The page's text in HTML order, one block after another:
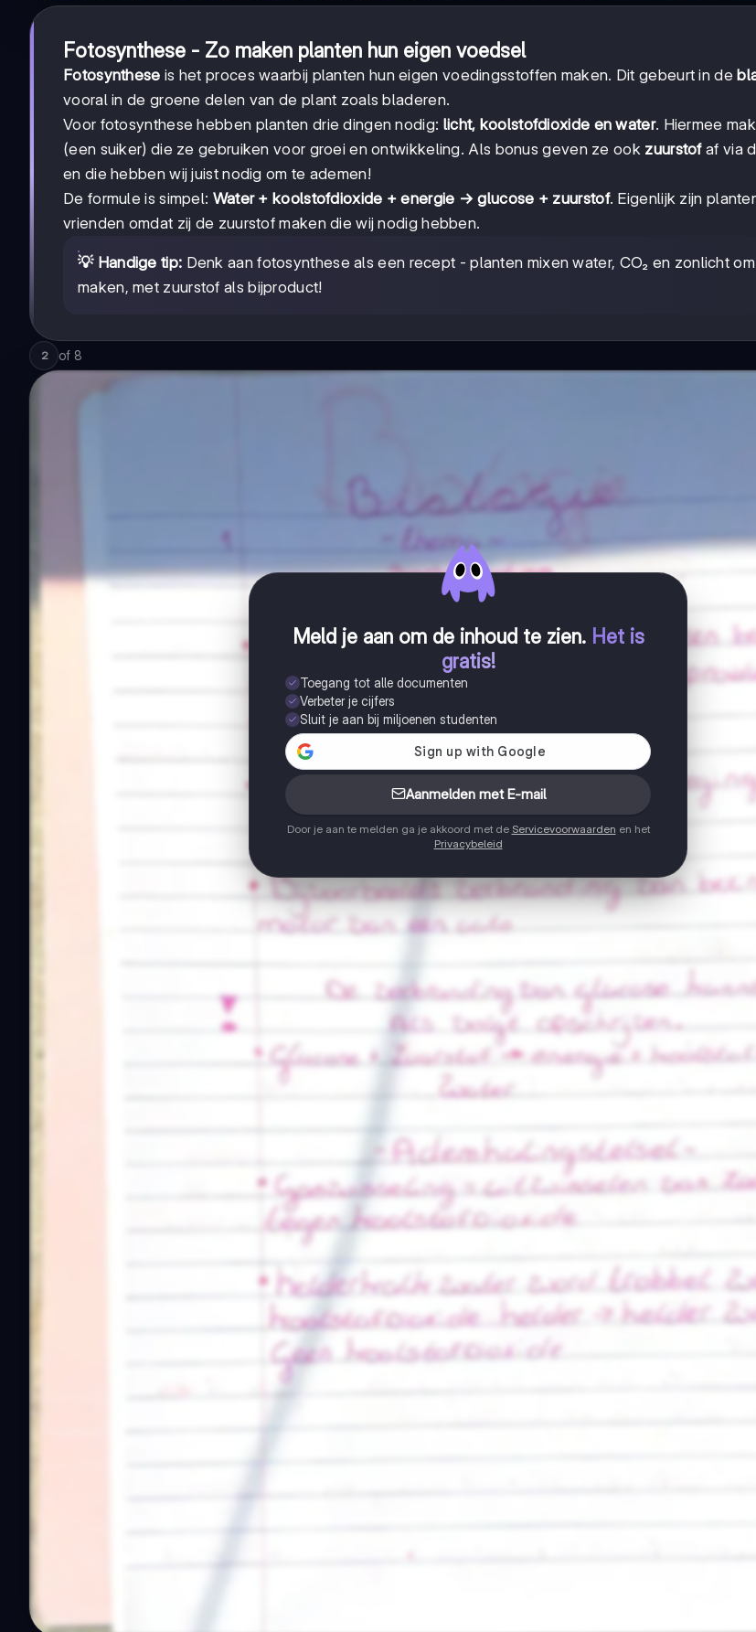
Fotosynthese - Zo maken planten hun eigen voedsel
Fotosynthese is het proces waarbij planten hun eigen voedingsstoffen maken. Dit gebeurt in de
vooral in de groene delen van de plant zoals bladeren.
Voor fotosynthese hebben planten drie dingen nodig: licht, koolstofdioxide en water. Hiermee
(een suiker) die ze gebruiken voor groei en ontwikkeling. Als bonus geven ze ook zuurstofaf via
en die hebben wij juist nodig om te ademen!
De formule is simpel: Water + koolstofdioxide + energie → glucose + zuurstof. Eigenlijk zijn
vrienden omdat zij de zuurstof maken die wij nodig hebben.
💡 Handige tip: Denk aan fotosynthese als een recept - planten mixen water, CO₂ en zonlicht
maken, met zuurstof als bijproduct!
2 of 8
Meld je aan om de inhoud te zien. Het is
gratis!
Toegang tot alle documenten
Verbeter je cijfers
Sluit je aan bij miljoenen studenten
Aanmelden met E-mail
Door je aan te melden ga je akkoord met de Servicevoorwaarden en het
Privacybeleid